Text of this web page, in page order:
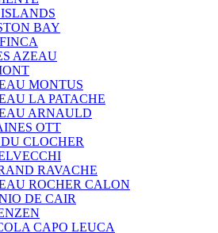
BAY
AZEAU
MONTUS
LA PATACHE
ARNAULD
OTT
CLOCHER
RAVACHE
ROCHER CALON
DE CAIR
CAPO LEUCA